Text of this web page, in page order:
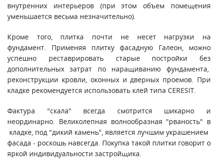
внутренних интерьеров (при этом объем помещения
уменьшается весьма незначительно).
Кроме того, плитка почти не несет нагрузки на
фундамент. Применяя плитку фасадную Галеон, можно
успешно реставрировать старые постройки без
дополнительных затрат по наращиванию фундамента,
реконструкции кровли, оконных и дверных проемов. При
кладке рекомендуется использовать клей типа CERESIT.
Фактура "скала" всегда смотрится шикарно и
неординарно. Великолепная волнообразная "рваность" в
кладке, под "дикий камень", является лучшим украшением
фасада - роскошь навсегда. Покупка такой плитки говорит о
яркой индивидуальности застройщика.